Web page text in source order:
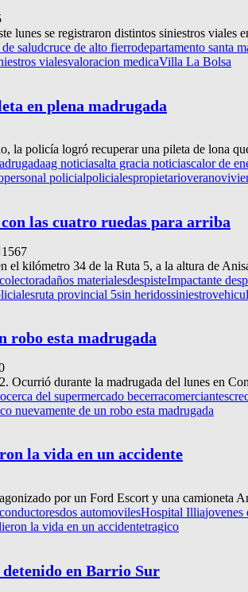
lunes se registraron distintos siniestros viales
saludcruce de alto fierrodepartamento santa
vialesvaloracion medicaVilla La Bolsa
en plena madrugada
policía logró recuperar una pileta de lona
ag noticiasalta gracia noticiascalor de
personal policialpolicialespropietarioverano
las cuatro ruedas para arriba
1567
el kilómetro 34 de la Ruta 5, a la altura de
colectoradaños materialesdespisteImpactante
ruta provincial 5sin heridossiniestro
robo esta madrugada
Ocurrió durante la madrugada del lunes en
cerca del supermercado becerracomerciantes
nuevamente de un robo esta madrugada
la vida en un accidente
por un Ford Escort y una camioneta
conductoresdos automovilesHospital Illiajovenes
la vida en un accidentetragico
en Barrio Sur